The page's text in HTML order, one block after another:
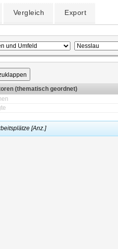
Vergleich Export
(thematisch geordnet)
[Anz.]